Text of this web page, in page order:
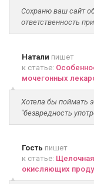
Сохраню ваш сайт
ответственность
Натали пишет
к статье:
мочегонных
Хотела бы поймать
"безвредность
Гость пишет
к статье:
окисляющих